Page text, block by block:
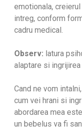
emotionala,
intreg, conform
cadru medical.
Observ: latura
alaptare si
Cand ne vom
cum vei hrani si
abordarea mea
un bebelus va fi